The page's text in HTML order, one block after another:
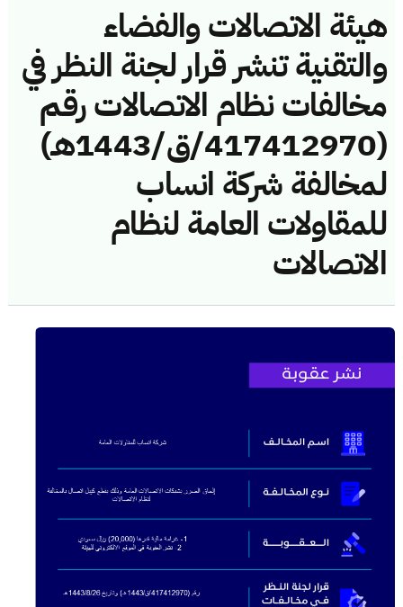
هيئة الاتصالات والفضاء
والتقنية تنشر قرار لجنة النظر في
مخالفات نظام الاتصالات رقم
(417412970/ق/1443هـ)
لمخالفة شركة انساب
للمقاولات العامة لنظام
الاتصالات